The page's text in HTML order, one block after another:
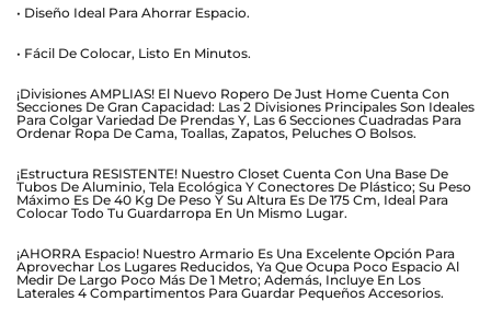
• Diseño Ideal Para Ahorrar Espacio.
• Fácil De Colocar, Listo En Minutos.
¡Divisiones AMPLIAS! El Nuevo Ropero De Just Home Cuenta Con
Secciones De Gran Capacidad: Las 2 Divisiones Principales Son Ideales
Para Colgar Variedad De Prendas Y, Las 6 Secciones Cuadradas Para
Ordenar Ropa De Cama, Toallas, Zapatos, Peluches O Bolsos.
¡Estructura RESISTENTE! Nuestro Closet Cuenta Con Una Base De
Tubos De Aluminio, Tela Ecológica Y Conectores De Plástico; Su Peso
Máximo Es De 40 Kg De Peso Y Su Altura Es De 175 Cm, Ideal Para
Colocar Todo Tu Guardarropa En Un Mismo Lugar.
¡AHORRA Espacio! Nuestro Armario Es Una Excelente Opción Para
Aprovechar Los Lugares Reducidos, Ya Que Ocupa Poco Espacio Al
Medir De Largo Poco Más De 1 Metro; Además, Incluye En Los
Laterales 4 Compartimentos Para Guardar Pequeños Accesorios.